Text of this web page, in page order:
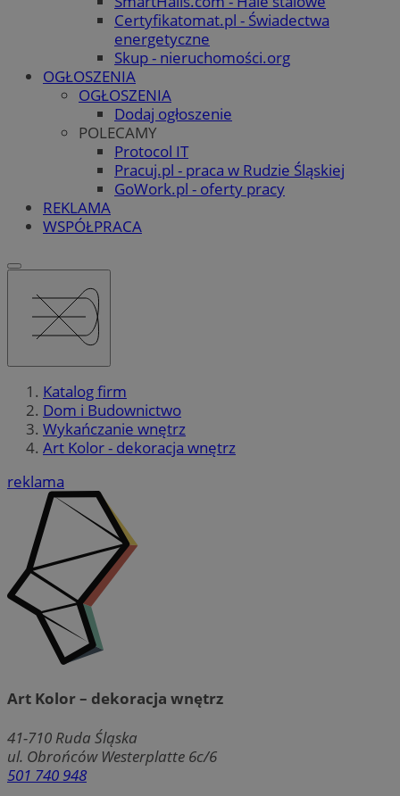
Certyfikatomat.pl - Świadectwa
energetyczne
Skup - nieruchomości.org
OGŁOSZENIA
OGŁOSZENIA
Dodaj ogłoszenie
POLECAMY
Protocol IT
Pracuj.pl - praca w Rudzie Śląskiej
GoWork.pl - oferty pracy
REKLAMA
WSPÓŁPRACA
Katalog firm
Dom i Budownictwo
Wykańczanie wnętrz
Art Kolor - dekoracja wnętrz
reklama
Art Kolor – dekoracja wnętrz
41-710 Ruda Śląska
ul. Obrońców Westerplatte 6c/6
501 740 948